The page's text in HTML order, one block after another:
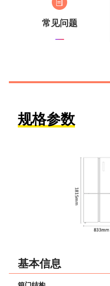
常见问题
规格参数
基本信息